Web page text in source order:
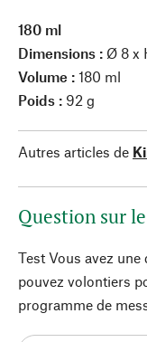
180 ml
Dimensions : Ø 8 x
Volume : 180 ml
Poids : 92 g
Autres articles de
Question sur
Test Vous avez
pouvez volontiers
programme de